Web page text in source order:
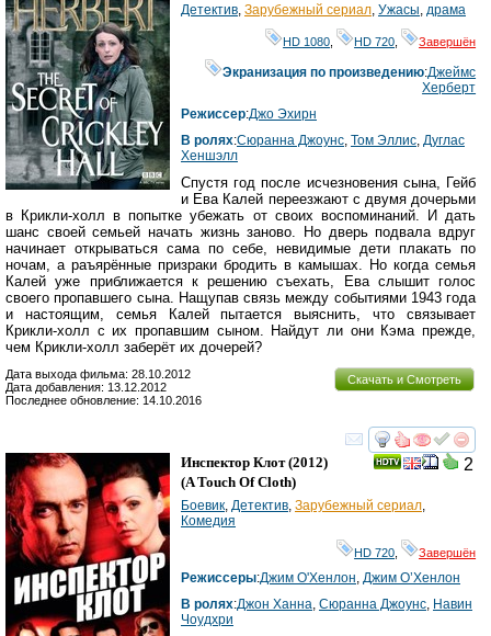
Детектив, Зарубежный сериал, Ужасы, драма
HD 1080 HD 720 Завершён
Экранизация по произведению:Джеймс
Херберт
Режиссер:Джо Эхирн
В ролях:Сюранна Джоунс, Том Эллис, Дуглас
Хеншэлл
Спустя год после исчезновения сына, Гейб
и Ева Калей переезжают с двумя дочерьми
в Крикли-холл в попытке убежать от своих воспоминаний. И дать
шанс своей семьей начать жизнь заново. Но дверь подвала вдруг
начинает открываться сама по себе, невидимые дети плакать по
ночам, а раъярённые призраки бродить в камышах. Но когда семья
Калей уже приближается к решению съехать, Ева слышит голос
своего пропавшего сына. Нащупав связь между событиями 1943 года
и настоящим, семья Калей пытается выяснить, что связывает
Крикли-холл с их пропавшим сыном. Найдут ли они Кэма прежде,
чем Крикли-холл заберёт их дочерей?
Скачать и Смотреть
Дата выхода фильма: 28.10.2012
Дата добавления: 13.12.2012
Последнее обновление: 14.10.2016
смотреть
2
Инспектор Клот(2012)
(A Touch Of Cloth)
Боевик Детектив Зарубежный сериал
Комедия
HD 720 Завершён
Режиссеры:Джим О'Хенлон Джим О’Хенлон
В ролях:Джон Ханна Сюранна Джоунс Навин
Чоудхри